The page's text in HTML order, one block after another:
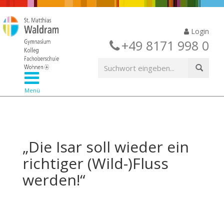
Login
+49 8171 998 0
Menü
„Die Isar soll wieder ein
richtiger (Wild-)Fluss
werden!“